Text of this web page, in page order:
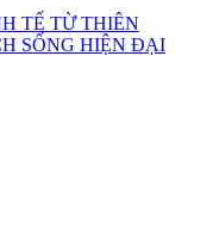
TẾ TỪ THIÊN
SỐNG HIỆN ĐẠI